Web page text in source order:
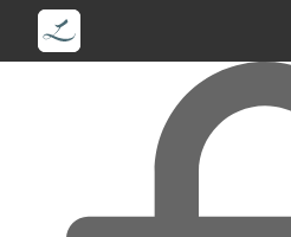
Zum Hauptinhalt springen